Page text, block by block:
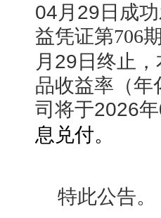
04月29日 成
益凭证第706
月29日 终止，
品收益率（年
司将于2026
息兑付。
特此公告。